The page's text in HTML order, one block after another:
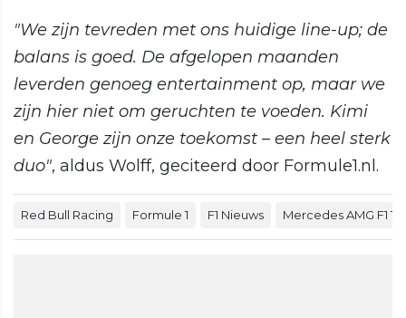
"We zijn tevreden met ons huidige line-up; de
balans is goed. De afgelopen maanden
leverden genoeg entertainment op, maar we
zijn hier niet om geruchten te voeden. Kimi
en George zijn onze toekomst – een heel sterk
duo", aldus Wolff, geciteerd door Formule1.nl.
Red Bull Racing Formule 1 F1 Nieuws Mercedes AMG F1